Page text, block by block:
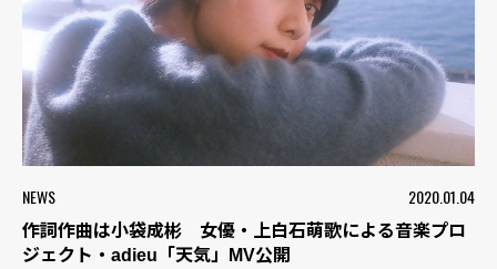
NEWS 2020.01.04
作詞作曲は小袋成彬 女優・上白石萌歌による音楽プロ
ジェクト・adieu「天気」MV公開